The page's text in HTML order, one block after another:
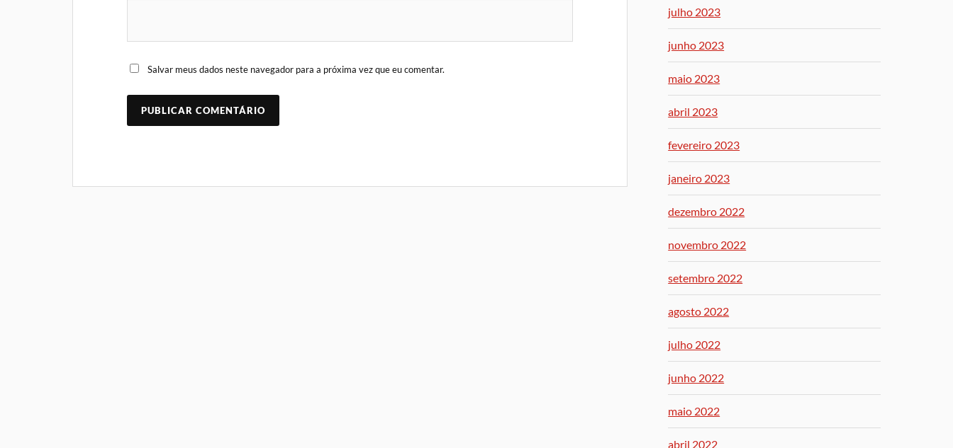
Salvar meus dados neste navegador para a próxima vez que eu comentar.
julho 2023
junho 2023
maio 2023
abril 2023
fevereiro 2023
janeiro 2023
dezembro 2022
novembro 2022
setembro 2022
agosto 2022
julho 2022
junho 2022
maio 2022
abril 2022